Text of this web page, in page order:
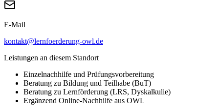
E-Mail
kontakt@lernfoerderung-owl.de
Leistungen an diesem Standort
Einzelnachhilfe und Prüfungsvorbereitung
Beratung zu Bildung und Teilhabe (BuT)
Beratung zu Lernförderung (LRS, Dyskalkulie)
Ergänzend Online-Nachhilfe aus OWL